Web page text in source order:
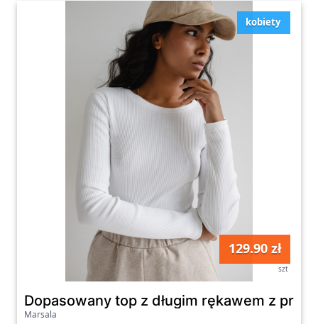
kobiety
129.90 zł
szt
Dopasowany top z długim rękawem z
Marsala